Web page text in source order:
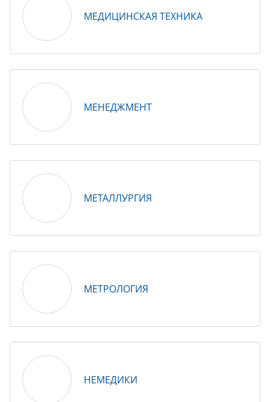
МЕДИЦИНСКАЯ ТЕХНИКА
МЕНЕДЖМЕНТ
МЕТАЛЛУРГИЯ
МЕТРОЛОГИЯ
НЕМЕДИКИ